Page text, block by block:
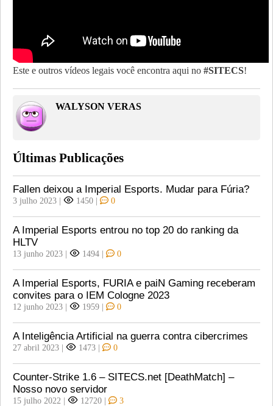
Este e outros vídeos legais você encontra aqui no #SITECS!
WALYSON VERAS
Últimas Publicações
Fallen deixou a Imperial Esports. Mudar para Fúria?
3 julho 2023 | 1450 | 0
A Imperial Esports entrou no top 20 do ranking da
HLTV
13 junho 2023 | 1494 | 0
A Imperial Esports, FURIA e paiN Gaming receberam
convites para o IEM Cologne 2023
12 junho 2023 | 1959 | 0
A Inteligência Artificial na guerra contra cibercrimes
27 abril 2023 | 1473 | 0
Counter-Strike 1.6 – SITECS.net [DeathMatch] –
Nosso novo servidor
15 julho 2022 | 12720 | 3